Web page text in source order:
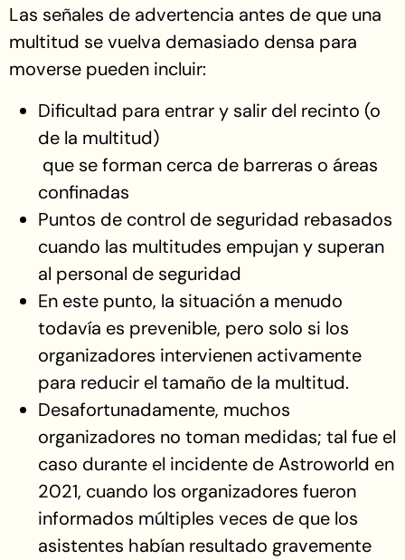
Las señales de advertencia antes de que una
multitud se vuelva demasiado densa para
moverse pueden incluir:
Dificultad para entrar y salir del recinto (o
de la multitud)
que se forman cerca de barreras o áreas
confinadas
Puntos de control de seguridad rebasados
cuando las multitudes empujan y superan
al personal de seguridad
En este punto, la situación a menudo
todavía es prevenible, pero solo si los
organizadores intervienen activamente
para reducir el tamaño de la multitud.
Desafortunadamente, muchos
organizadores no toman medidas; tal fue el
caso durante el incidente de Astroworld en
2021, cuando los organizadores fueron
informados múltiples veces de que los
asistentes habían resultado gravemente